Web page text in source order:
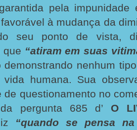
pela impunidade
à mudança da
seu ponto de vista,
que “atiram em suas
demonstrando nenhum
vida humana. Sua
de questionamento no
pergunta 685 d’ O
“quando se pensa